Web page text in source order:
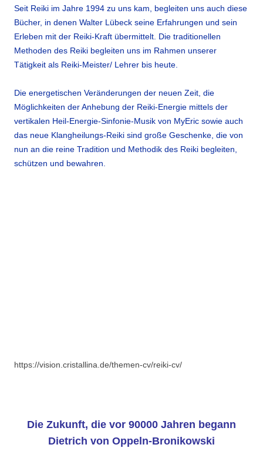
Seit Reiki im Jahre 1994 zu uns kam, begleiten uns auch diese
Bücher, in denen Walter Lübeck seine Erfahrungen und sein
Erleben mit der Reiki-Kraft übermittelt. Die traditionellen
Methoden des Reiki begleiten uns im Rahmen unserer
Tätigkeit als Reiki-Meister/ Lehrer bis heute.
Die energetischen Veränderungen der neuen Zeit, die
Möglichkeiten der Anhebung der Reiki-Energie mittels der
vertikalen Heil-Energie-Sinfonie-Musik von MyEric sowie auch
das neue Klangheilungs-Reiki sind große Geschenke, die von
nun an die reine Tradition und Methodik des Reiki begleiten,
schützen und bewahren.
https://vision.cristallina.de/themen-cv/reiki-cv/
Die Zukunft, die vor 90000 Jahren begann
Dietrich von Oppeln-Bronikowski